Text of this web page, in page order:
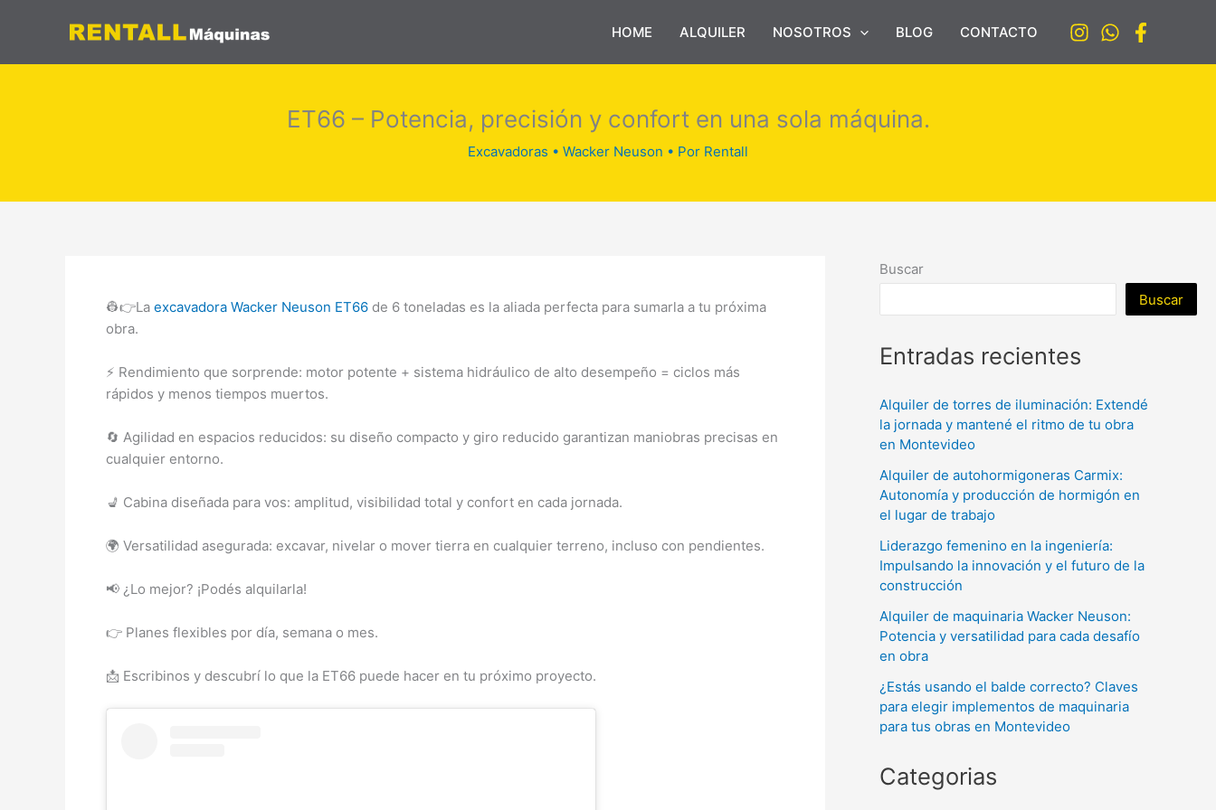
HOME ALQUILER NOSOTROS BLOG CONTACTO
ET66 – Potencia, precisión y confort en una sola máquina.
Excavadoras • Wacker Neuson • Por Rentall
👷👉La excavadora Wacker Neuson ET66 de 6 toneladas es la aliada perfecta para sumarla a tu próxima
obra.
⚡ Rendimiento que sorprende: motor potente + sistema hidráulico de alto desempeño = ciclos más
rápidos y menos tiempos muertos.
🔄 Agilidad en espacios reducidos: su diseño compacto y giro reducido garantizan maniobras precisas en
cualquier entorno.
💺 Cabina diseñada para vos: amplitud, visibilidad total y confort en cada jornada.
🌍 Versatilidad asegurada: excavar, nivelar o mover tierra en cualquier terreno, incluso con pendientes.
📢 ¿Lo mejor? ¡Podés alquilarla!
👉 Planes flexibles por día, semana o mes.
📩 Escribinos y descubrí lo que la ET66 puede hacer en tu próximo proyecto.
Buscar
Buscar
Entradas recientes
Alquiler de torres de iluminación: Extendé
la jornada y mantené el ritmo de tu obra
en Montevideo
Alquiler de autohormigoneras Carmix:
Autonomía y producción de hormigón en
el lugar de trabajo
Liderazgo femenino en la ingeniería:
Impulsando la innovación y el futuro de la
construcción
Alquiler de maquinaria Wacker Neuson:
Potencia y versatilidad para cada desafío
en obra
¿Estás usando el balde correcto? Claves
para elegir implementos de maquinaria
para tus obras en Montevideo
Categorias